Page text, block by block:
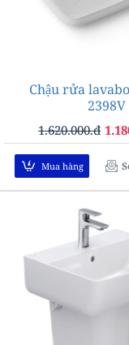
Chậu rửa
2398V
1.620.000.đ
Mua hàng